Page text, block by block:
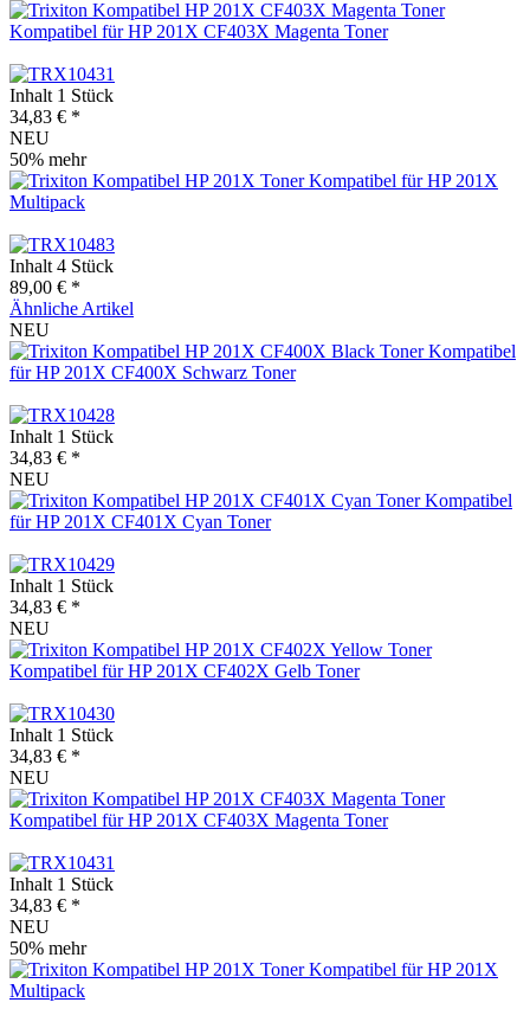
Kompatibel für HP 201X CF403X Magenta Toner
Inhalt 1 Stück
34,83 € *
NEU
50% mehr
Kompatibel für HP 201X
Multipack
Inhalt 4 Stück
89,00 € *
Ähnliche Artikel
NEU
Kompatibel
für HP 201X CF400X Schwarz Toner
Inhalt 1 Stück
34,83 € *
NEU
Kompatibel
für HP 201X CF401X Cyan Toner
Inhalt 1 Stück
34,83 € *
NEU
Kompatibel für HP 201X CF402X Gelb Toner
Inhalt 1 Stück
34,83 € *
NEU
Kompatibel für HP 201X CF403X Magenta Toner
Inhalt 1 Stück
34,83 € *
NEU
50% mehr
Kompatibel für HP 201X
Multipack